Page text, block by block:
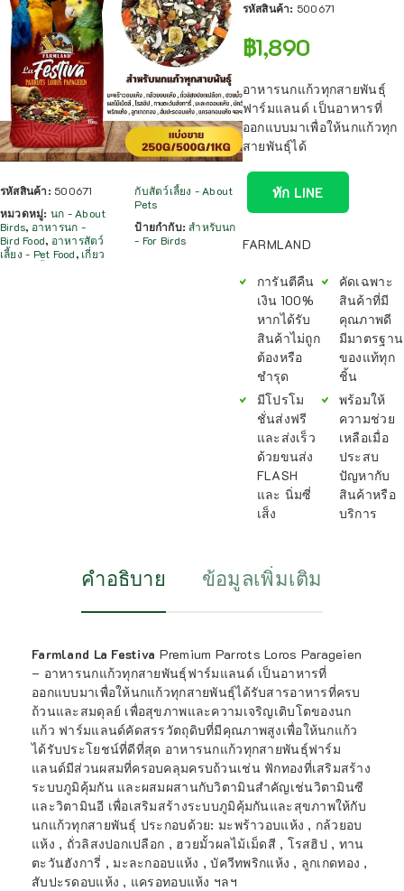
รหัสสินค้า: 500671
หมวดหมู่: นก - About
Birds, อาหารนก -
Bird Food, อาหารสัตว์
เลี้ยง - Pet Food, เกี่ยว
กับสัตว์เลี้ยง - About
Pets
ป้ายกำกับ:สำหรับนก
- For Birds
รหัสสินค้า: 500671
฿1,890
อาหารนกแก้วทุกสายพันธุ์
ฟาร์มแลนด์ เป็นอาหารที่
ออกแบบมาเพื่อให้นกแก้วทุก
สายพันธุ์ได้
ทัก LINE
FARMLAND
การันตีคืน
เงิน 100%
หากได้รับ
สินค้าไม่ถูก
ต้องหรือ
ชำรุด
มีโปรโม
ชั่นส่งฟรี
และส่งเร็ว
ด้วยขนส่ง
FLASH
และ นิ่มซี่
เส็ง
คัดเฉพาะ
สินค้าที่มี
คุณภาพดี
มีมาตรฐาน
ของแท้ทุก
ชิ้น
พร้อมให้
ความช่วย
เหลือเมื่อ
ประสบ
ปัญหากับ
สินค้าหรือ
บริการ
คำอธิบาย ข้อมูลเพิ่มเติม
Farmland La Festiva Premium Parrots Loros Parageien
– อาหารนกแก้วทุกสายพันธุ์ฟาร์มแลนด์ เป็นอาหารที่
ออกแบบมาเพื่อให้นกแก้วทุกสายพันธุ์ได้รับสารอาหารที่ครบ
ถ้วนและสมดุลย์ เพื่อสุขภาพและความเจริญเติบโตของนก
แก้ว ฟาร์มแลนด์คัดสรรวัตถุดิบที่มีคุณภาพสูงเพื่อให้นกแก้ว
ได้รับประโยชน์ที่ดีที่สุด อาหารนกแก้วทุกสายพันธุ์ฟาร์ม
แลนด์มีส่วนผสมที่ครอบคลุมครบถ้วนเช่น ฟักทองที่เสริมสร้าง
ระบบภูมิคุ้มกัน และผสมผสานกับวิตามินสำคัญเช่นวิตามินซี
และวิตามินอี เพื่อเสริมสร้างระบบภูมิคุ้มกันและสุขภาพให้กับ
นกแก้วทุกสายพันธุ์ ประกอบด้วย: มะพร้าวอบแห้ง , กล้วยอบ
แห้ง , ถั่วลิสงปอกเปลือก , ฮวยมั้วผลไม้เม็ดสี , โรสฮิป , ทาน
ตะวันฮังการี่ , มะละกออบแห้ง , บัควีทพริกแห้ง , ลูกเกดทอง ,
สับปะรดอบแห้ง , แครอทอบแห้ง ฯลฯ